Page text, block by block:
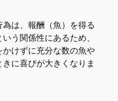
は、報酬（魚）を得る
う関係性にあるため、
けずに充分な数の魚や
に喜びが大きくなりま